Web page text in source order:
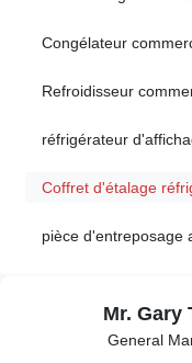
Coffret d'étalage
pièce d'entreposage
Mr. Gary
General